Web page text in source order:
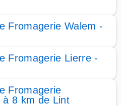
Fromagerie Walem -
Fromagerie Lierre -
Fromagerie
à 8 km de Lint